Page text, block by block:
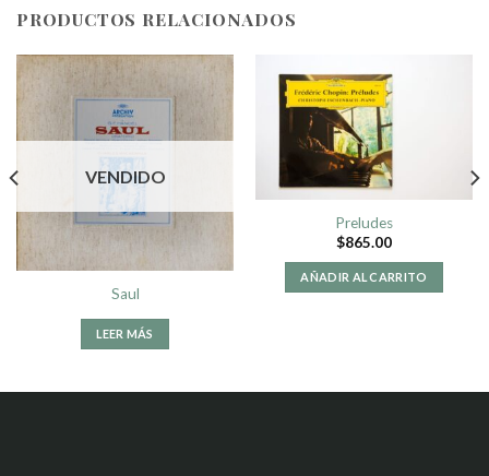
PRODUCTOS RELACIONADOS
VENDIDO
Saul
LEER MÁS
Preludes
$865.00
AÑADIR AL CARRITO